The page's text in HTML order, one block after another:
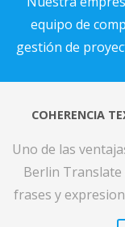
equipo de
gestión de
COHERENCIA
Uno de las
Berlin Translate
frases y